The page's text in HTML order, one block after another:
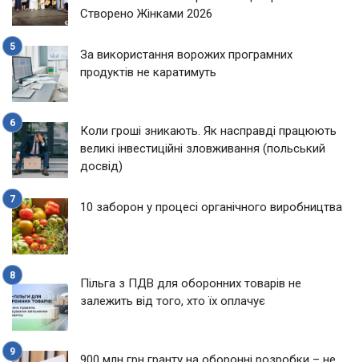
Створено Жінками 2026
За використання ворожих програмних
продуктів не каратимуть
Коли гроші зникають. Як насправді працюють
великі інвестиційні зловживання (польський
досвід)
10 заборон у процесі органічного виробництва
Пільга з ПДВ для оборонних товарів не
залежить від того, хто їх оплачує